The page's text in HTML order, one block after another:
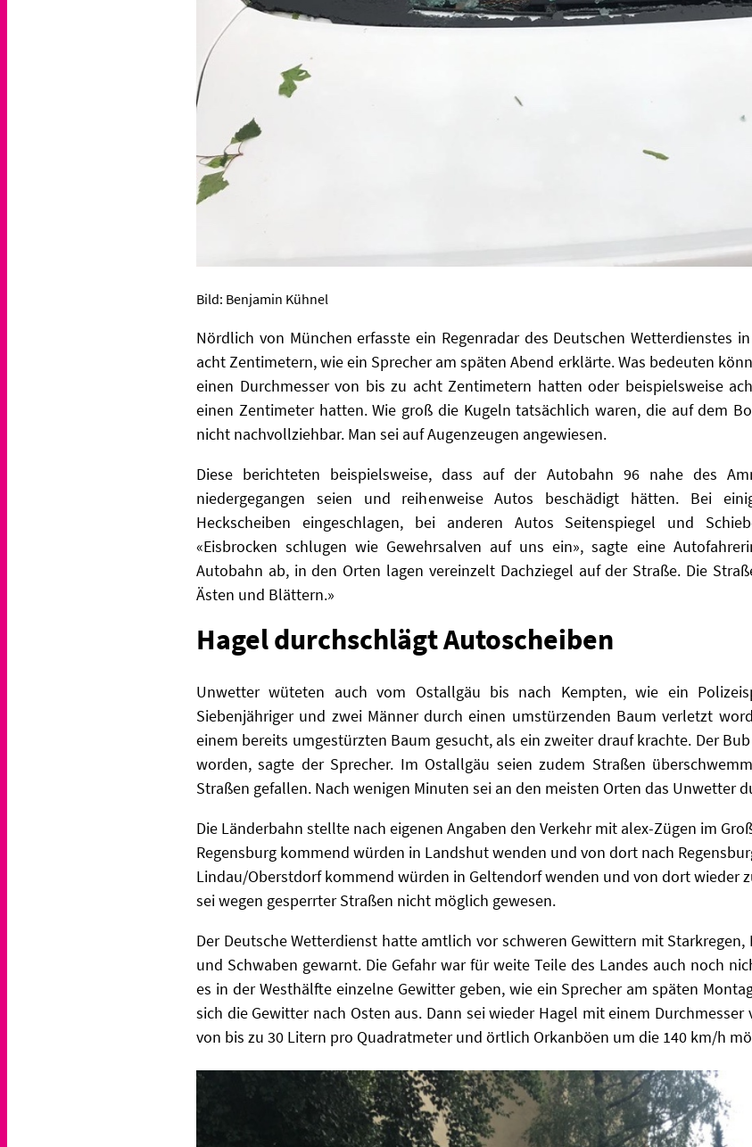
Bild: Benjamin Kühnel
Nördlich von München erfasste ein Regenradar des Deutschen Wetterdienstes
acht Zentimetern, wie ein Sprecher am späten Abend erklärte. Was bedeuten
einen Durchmesser von bis zu acht Zentimetern hatten oder beispielsweise
einen Zentimeter hatten. Wie groß die Kugeln tatsächlich waren, die auf dem
nicht nachvollziehbar. Man sei auf Augenzeugen angewiesen.
Diese berichteten beispielsweise, dass auf der Autobahn 96 nahe des
niedergegangen seien und reihenweise Autos beschädigt hätten. Bei
Heckscheiben eingeschlagen, bei anderen Autos Seitenspiegel und
«Eisbrocken schlugen wie Gewehrsalven auf uns ein», sagte eine
Autobahn ab, in den Orten lagen vereinzelt Dachziegel auf der Straße. Die
Ästen und Blättern.»
Hagel durchschlägt Autoscheiben
Unwetter wüteten auch vom Ostallgäu bis nach Kempten, wie ein
Siebenjähriger und zwei Männer durch einen umstürzenden Baum verletzt
einem bereits umgestürzten Baum gesucht, als ein zweiter drauf krachte. Der
worden, sagte der Sprecher. Im Ostallgäu seien zudem Straßen
Straßen gefallen. Nach wenigen Minuten sei an den meisten Orten das Unwetter
Die Länderbahn stellte nach eigenen Angaben den Verkehr mit alex-Zügen im
Regensburg kommend würden in Landshut wenden und von dort nach
Lindau/Oberstdorf kommend würden in Geltendorf wenden und von dort wieder
sei wegen gesperrter Straßen nicht möglich gewesen.
Der Deutsche Wetterdienst hatte amtlich vor schweren Gewittern mit
und Schwaben gewarnt. Die Gefahr war für weite Teile des Landes auch noch
es in der Westhälfte einzelne Gewitter geben, wie ein Sprecher am späten
sich die Gewitter nach Osten aus. Dann sei wieder Hagel mit einem
von bis zu 30 Litern pro Quadratmeter und örtlich Orkanböen um die 140 km/h